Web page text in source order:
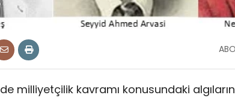
milliyetçilik kavramı konusundaki